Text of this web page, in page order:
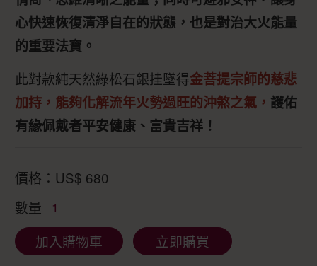
心快速恢復清淨自在的狀態，也是對治大火能量
的重要法寶。
此對款純天然綠松石銀挂墜得金菩提宗師的慈悲
加持，能夠化解流年火勢過旺的沖煞之氣， 護佑
有緣佩戴者平安健康、富貴吉祥！
價格： US$ 680
數量
1
加入購物車 立即購買